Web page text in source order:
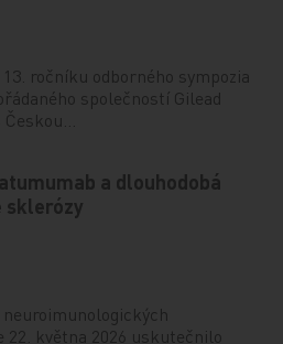
ročníku odborného sympozia
společností Gilead
Českou…
a dlouhodobá
sklerózy
22. května 2026 uskutečnilo